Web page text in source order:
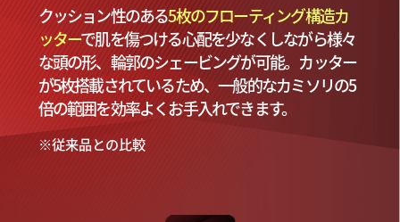
クッション性のある5枚のフローティング構造カ
ッターで肌を傷つける心配を少なくしながら様々
な頭の形、輪郭のシェービングが可能。カッター
が5枚搭載されているため、一般的なカミソリの5
倍の範囲を効率よくお手入れできます。
※従来品との比較